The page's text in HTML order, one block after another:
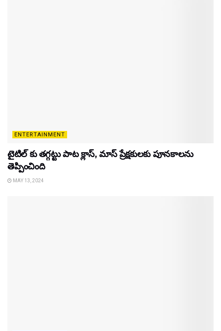
ENTERTAINMENT
టైటిల్‌ కు తగ్గట్టు పాట క్లాస్, మాస్ ప్రేక్షకులకు పూనకాలను
తెప్పించింది
MAY 13, 2024